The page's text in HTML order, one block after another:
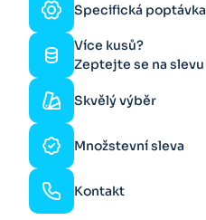
Specifická poptávka
Více kusů?
Zeptejte se na slevu
Skvělý výběr
Množstevní sleva
Kontakt